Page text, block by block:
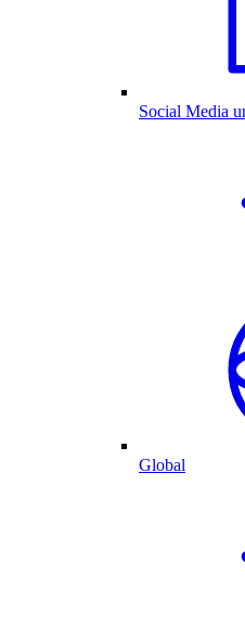
Social Media
Global